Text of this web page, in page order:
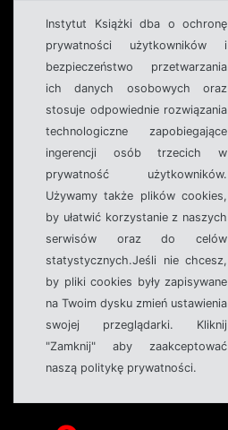
Instytut Książki dba o ochronę
prywatności użytkowników i
bezpieczeństwo przetwarzania
ich danych osobowych oraz
stosuje odpowiednie rozwiązania
technologiczne zapobiegające
ingerencji osób trzecich w
prywatność użytkowników.
Używamy także plików cookies,
by ułatwić korzystanie z naszych
serwisów oraz do celów
statystycznych.Jeśli nie chcesz,
by pliki cookies były zapisywane
na Twoim dysku zmień ustawienia
swojej przeglądarki. Kliknij
"Zamknij" aby zaakceptować
naszą politykę prywatności.